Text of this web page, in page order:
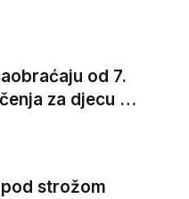
za
od 7.
za djecu na
vozače, veće
strožom